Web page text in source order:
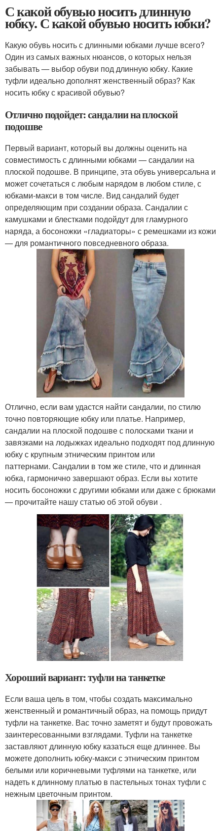
С какой обувью носить длинную
юбку. С какой обувью носить юбки?
Какую обувь носить с длинными юбками лучше всего?
Один из самых важных нюансов, о которых нельзя
забывать — выбор обуви под длинную юбку. Какие
туфли идеально дополнят женственный образ? Как
носить юбку с красивой обувью?
Отлично подойдет: сандалии на плоской
подошве
Первый вариант, который вы должны оценить на
совместимость с длинными юбками — сандалии на
плоской подошве. В принципе, эта обувь универсальна и
может сочетаться с любым нарядом в любом стиле, с
юбками-макси в том числе. Вид сандалий будет
определяющим при создании образа. Сандалии с
камушками и блестками подойдут для гламурного
наряда, а босоножки «гладиаторы» с ремешками из кожи
— для романтичного повседневного образа.
Отлично, если вам удастся найти сандалии, по стилю
точно повторяющие юбку или платье. Например,
сандалии на плоской подошве с полосками ткани и
завязками на лодыжках идеально подходят под длинную
юбку с крупным этническим принтом или
паттернами. Сандалии в том же стиле, что и длинная
юбка, гармонично завершают образ. Если вы хотите
носить босоножки с другими юбками или даже с брюками
— прочитайте нашу статью об этой обуви .
Хороший вариант: туфли на танкетке
Если ваша цель в том, чтобы создать максимально
женственный и романтичный образ, на помощь придут
туфли на танкетке. Вас точно заметят и будут провожать
заинтересованными взглядами. Туфли на танкетке
заставляют длинную юбку казаться еще длиннее. Вы
можете дополнить юбку-макси с этническим принтом
белыми или коричневыми туфлями на танкетке, или
надеть к длинному платью в пастельных тонах туфли с
нежным цветочным принтом.